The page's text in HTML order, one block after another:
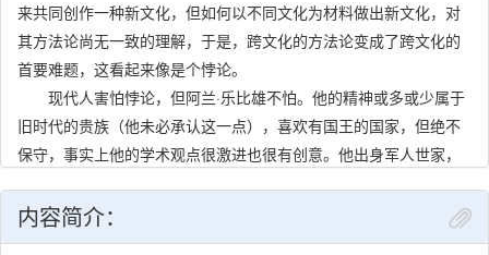
来共同创作一种新文化，但如何以不同文化为材料做出新文化，对
其方法论尚无一致的理解，于是，跨文化的方法论变成了跨文化的
首要难题，这看起来像是个悖论。
现代人害怕悖论，但阿兰·乐比雄不怕。他的精神或多或少属于
旧时代的贵族（他未必承认这一点），喜欢有国王的国家，但绝不
保守，事实上他的学术观点很激进也很有创意。他出身军人世家，
服北非和西非，被表彰为“非洲征服者”，他的父亲曾任印度支那法属
殖民地高官，其殖民业绩终结于奠边府战役。他跟我讲过胡志明如
内容简介：